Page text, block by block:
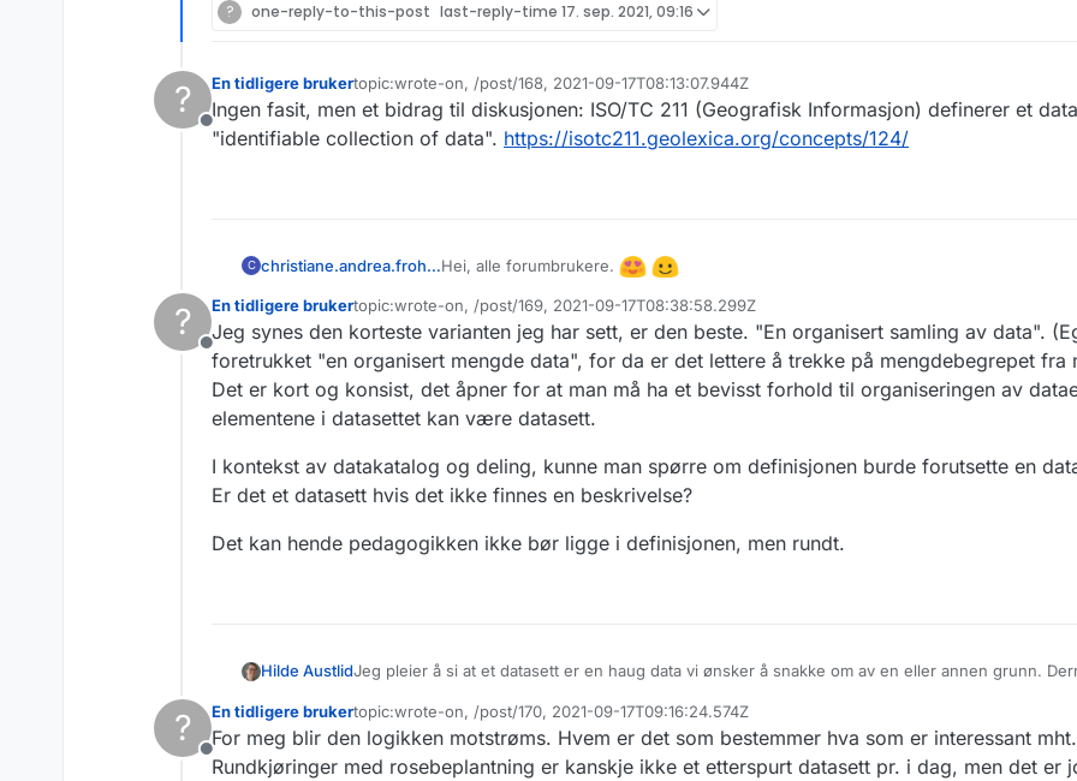
? one-reply-to-this-post last-reply-time 17. sep. 2021, 09:16
?
Frakoblet
En tidligere brukertopic:wrote-on, /post/168, 2021-09-17T08:13:07.944Z
Sist endret av
Ingen fasit, men et bidrag til diskusjonen: ISO/TC 211 (Geografisk Informasjon) definerer et
"identifiable collection of data". https://isotc211.geolexica.org/concepts/124/
C christiane.andrea.frohlichHei, alle forumbrukere.
Jeg jobber med fagfeltet informasjonsforvaltning, og et spørsmål jeg ofte får fra
datasett egentlig er. Det eksisterer ikke en formell definisjon, noe som kan føre til
virksomhetene som skal kartlegge og dokumentere egne datasett. Og det vil vi jo
I dag viser Digdir blant annet til denne beskrivelsen:
https://www.digdir.no/informasjonsforvaltning/hva-er-et-datasett-og-hvilke-datasett-
beskrives/2199
Hvordan ville dere beskrevet datasett på en pedagogisk måte? Har dere forslag til
forbedre beskrivelsen og gjøre det enklere å definere opp datasett. Fyr løs!
?
Frakoblet
En tidligere brukertopic:wrote-on, /post/169, 2021-09-17T08:38:58.299Z
Sist endret av
Jeg synes den korteste varianten jeg har sett, er den beste. "En organisert samling av data".
foretrukket "en organisert mengde data", for da er det lettere å trekke på mengdebegrepet fra
Det er kort og konsist, det åpner for at man må ha et bevisst forhold til organiseringen av
elementene i datasettet kan være datasett.
I kontekst av datakatalog og deling, kunne man spørre om definisjonen burde forutsette en
Er det et datasett hvis det ikke finnes en beskrivelse?
Det kan hende pedagogikken ikke bør ligge i definisjonen, men rundt.
Hilde AustlidJeg pleier å si at et datasett er en haug data vi ønsker å snakke om av en eller annen grunn.
interessert i, men alle rundkjøringer med rosebeplantning i vegdatabanken er
spesielt interessant haug data.
Jeg er ikke så glad i den definisjonen du lenker til fordi den kan gi inntrykk av at datasett bare er
som kan gjøres tilgjengelig eksternt. Hauger med data som er unntatt offentlighet, og hauger
kunne delt, men ikke har tatt seg tid til å dele ennå, er også datasett.
?
Frakoblet
En tidligere brukertopic:wrote-on, /post/170, 2021-09-17T09:16:24.574Z
Sist endret av
For meg blir den logikken motstrøms. Hvem er det som bestemmer hva som er interessant
Rundkjøringer med rosebeplantning er kanskje ikke et etterspurt datasett pr. i dag, men det er